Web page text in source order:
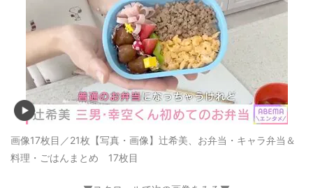
画像17枚目／21枚 【写真・画像】辻希美、お弁当・キャラ弁当＆
料理・ごはんまとめ 17枚目